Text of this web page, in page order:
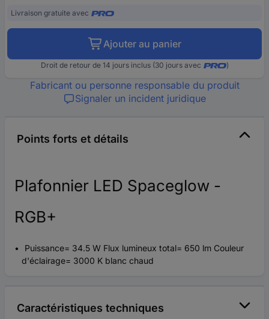
Livraison gratuite avec
Ajouter au panier
Droit de retour de 14 jours inclus (30 jours avec )
Fabricant ou personne responsable du produit
Signaler un incident juridique
Points forts et détails
Plafonnier LED Spaceglow -
RGB+
Puissance= 34.5 W Flux lumineux total= 650 lm Couleur
d'éclairage= 3000 K blanc chaud
Caractéristiques techniques